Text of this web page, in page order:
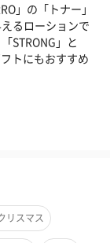
」の「トナー」
るローションで
STRONG」と
トにもおすすめ
リスマス